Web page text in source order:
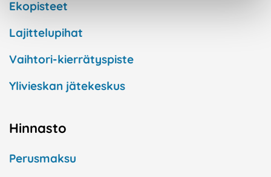
Ekopisteet
Lajittelupihat
Vaihtori-kierrätyspiste
Ylivieskan jätekeskus
Hinnasto
Perusmaksu